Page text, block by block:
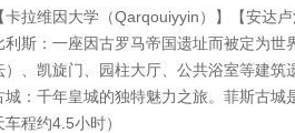
卡拉维因大学（Qarqouiyyin）】【安达卢
利斯：一座因古罗马帝国遗址而被定为
）、凯旋门、园柱大厅、公共浴室等建筑
城：千年皇城的独特魅力之旅。菲斯古城
车程约4.5小时）